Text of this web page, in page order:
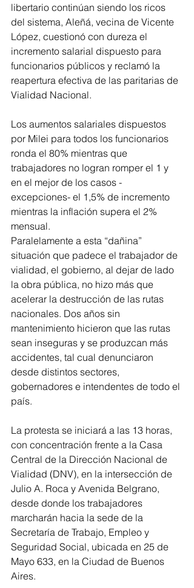
libertario continúan siendo los ricos
del sistema, Aleñá, vecina de Vicente
López, cuestionó con dureza el
incremento salarial dispuesto para
funcionarios públicos y reclamó la
reapertura efectiva de las paritarias de
Vialidad Nacional.
Los aumentos salariales dispuestos
por Milei para todos los funcionarios
ronda el 80% mientras que
trabajadores no logran romper el 1 y
en el mejor de los casos -
excepciones- el 1,5% de incremento
mientras la inflación supera el 2%
mensual.
Paralelamente a esta “dañina”
situación que padece el trabajador de
vialidad, el gobierno, al dejar de lado
la obra pública, no hizo más que
acelerar la destrucción de las rutas
nacionales. Dos años sin
mantenimiento hicieron que las rutas
sean inseguras y se produzcan más
accidentes, tal cual denunciaron
desde distintos sectores,
gobernadores e intendentes de todo el
país.
La protesta se iniciará a las 13 horas,
con concentración frente a la Casa
Central de la Dirección Nacional de
Vialidad (DNV), en la intersección de
Julio A. Roca y Avenida Belgrano,
desde donde los trabajadores
marcharán hacia la sede de la
Secretaría de Trabajo, Empleo y
Seguridad Social, ubicada en 25 de
Mayo 633, en la Ciudad de Buenos
Aires.